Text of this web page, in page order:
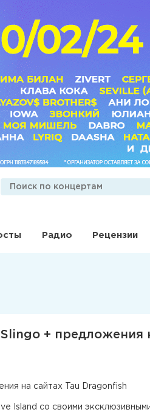
Радио Рецензии
+ предложения
на сайтах Tau Dragonfish
Island со своими